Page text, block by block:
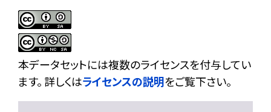
本データセットには複数のライセンスを付与してい
ます。 詳しくはライセンスの説明をご覧下さい。